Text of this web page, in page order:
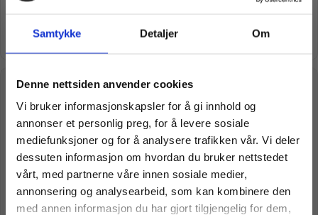
Samtykke Detaljer Om
Denne nettsiden anvender cookies
Vi bruker informasjonskapsler for å gi innhold og
annonser et personlig preg, for å levere sosiale
mediefunksjoner og for å analysere trafikken vår. Vi deler
dessuten informasjon om hvordan du bruker nettstedet
vårt, med partnerne våre innen sosiale medier,
annonsering og analysearbeid, som kan kombinere den
med annen informasjon du har gjort tilgjengelig for dem,
Legg i handlekurv Legg i handlekurv
Vil du ha
10% Rabatt?
Meld deg på vårt nyhetsbrev og motta
gode tilbud og produktinformasjon fra
oss¢!